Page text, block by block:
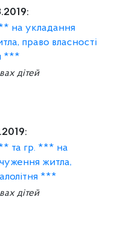
на укладання
право власності
***
дітей
та гр. *** на
житла,
***
дітей